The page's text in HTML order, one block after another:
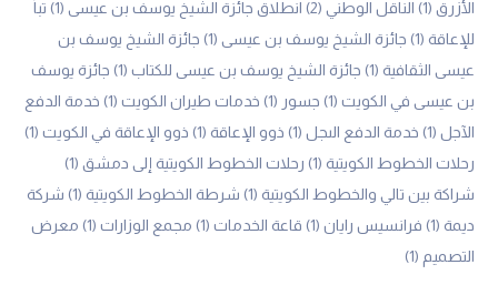
الأزرق (1) الناقل الوطني (2) انطلاق جائزة الشيخ يوسف بن عيسى (1)
تباً
للإعاقة (1) جائزة الشيخ يوسف بن عيسى (1)
جائزة الشيخ يوسف بن
عيسى الثقافية (1) جائزة الشيخ يوسف بن عيسى للكتاب (1)
جائزة يوسف
بن عيسى في الكويت (1) جسور (1) خدمات طيران الكويت (1)
خدمة الدفع
الآجل (1) خدمة الدفع الىجل (1) ذوو الإعاقة (1) ذوو الإعاقة في الكويت (1)
رحلات الخطوط الكويتية (1) رحلات الخطوط الكويتية إلى دمشق (1)
شراكة بين تالي والخطوط الكويتية (1) شرطة الخطوط الكويتية (1)
شركة
ديمة (1) فرانسيس رايان (1) قاعة الخدمات (1) مجمع الوزارات (1)
معرض
التصميم (1)